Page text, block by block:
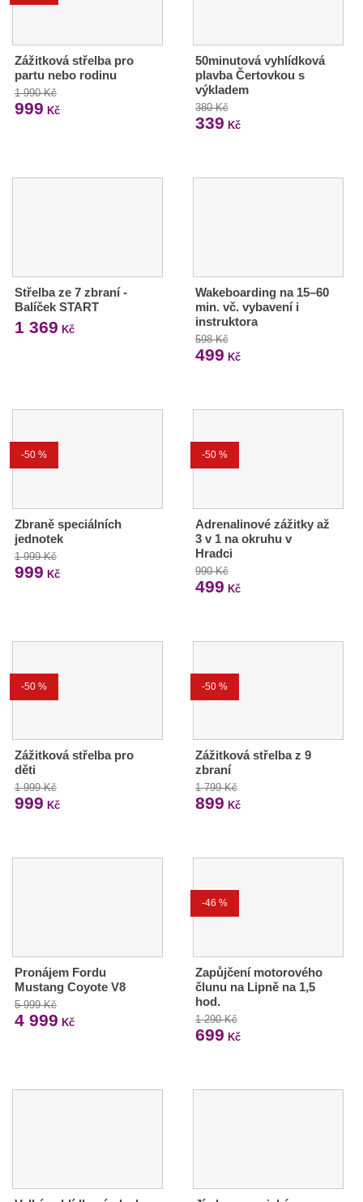
Zážitková střelba pro
partu nebo rodinu
1 990 Kč
999 Kč
50minutová vyhlídková
plavba Čertovkou s
výkladem
380 Kč
339 Kč
Střelba ze 7 zbraní -
Balíček START
1 369 Kč
Wakeboarding na 15–60
min. vč. vybavení i
instruktora
598 Kč
499 Kč
-50 %
Zbraně speciálních
jednotek
1 999 Kč
999 Kč
-50 %
Adrenalinové zážitky až
3 v 1 na okruhu v
Hradci
990 Kč
499 Kč
-50 %
Zážitková střelba pro
děti
1 999 Kč
999 Kč
-50 %
Zážitková střelba z 9
zbraní
1 799 Kč
899 Kč
Pronájem Fordu
Mustang Coyote V8
5 999 Kč
4 999 Kč
-46 %
Zapůjčení motorového
člunu na Lipně na 1,5
hod.
1 290 Kč
699 Kč